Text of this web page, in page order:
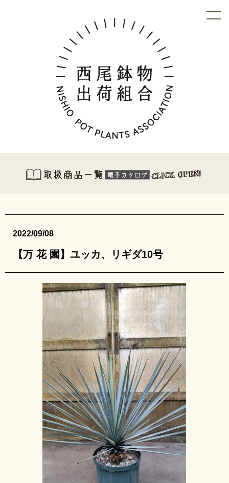
2022/09/08
【万 花 園】ユッカ、リギダ10号